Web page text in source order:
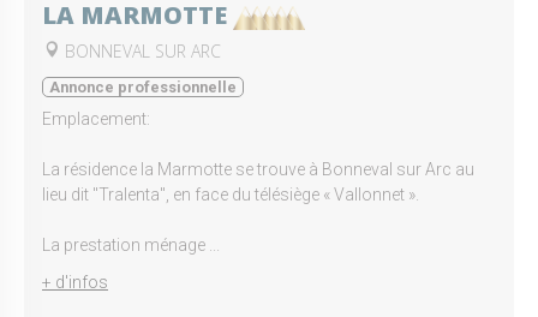
LA MARMOTTE
BONNEVAL SUR ARC
Annonce professionnelle
Emplacement:
La résidence la Marmotte se trouve à Bonneval sur Arc au
lieu dit "Tralenta", en face du télésiège « Vallonnet ».
La prestation ménage ...
+ d'infos